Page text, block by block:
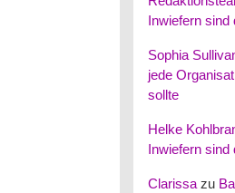
Inwiefern sind
Sophia
jede
sollte
Helke
Inwiefern sind
Clarissazu